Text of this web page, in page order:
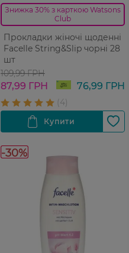
Знижка 30% з карткою Watsons
Club
Прокладки жіночі щоденні
Facelle String&Slip чорні 28
шт
109,99 ГРН
87,99 ГРН 76,99 ГРН
-30%